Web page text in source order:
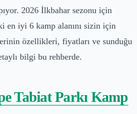
2026 İlkbahar sezonu için
en iyi 6 kamp alanını sizin için
özellikleri, fiyatları ve sunduğu
bilgi bu rehberde.
Tabiat Parkı Kamp